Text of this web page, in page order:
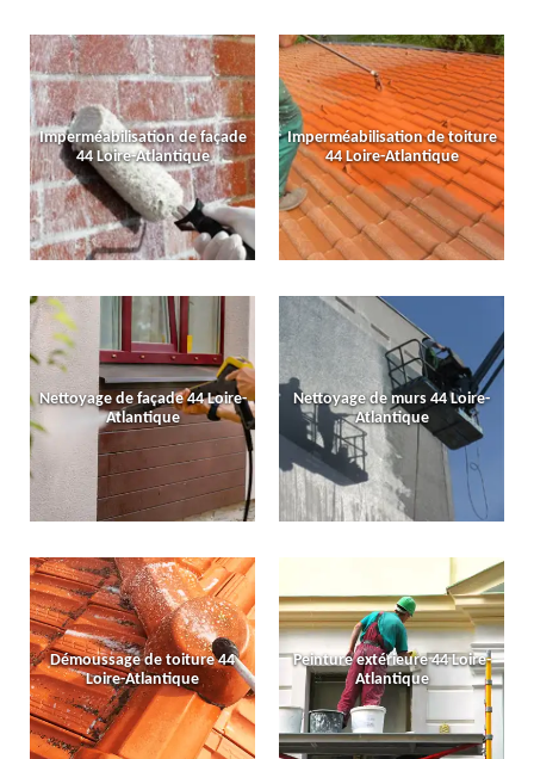
Imperméabilisation de façade
44 Loire-Atlantique
Imperméabilisation de toiture
44 Loire-Atlantique
Nettoyage de façade 44 Loire-
Atlantique
Nettoyage de murs 44 Loire-
Atlantique
Démoussage de toiture 44
Loire-Atlantique
Peinture extérieure 44 Loire-
Atlantique